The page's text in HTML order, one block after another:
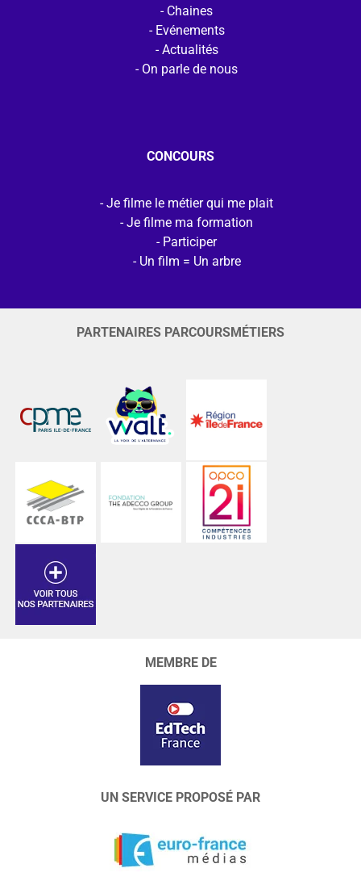
Chaines
Evénements
Actualités
On parle de nous
CONCOURS
Je filme le métier qui me plait
Je filme ma formation
Participer
Un film = Un arbre
PARTENAIRES PARCOURSMÉTIERS
MEMBRE DE
UN SERVICE PROPOSÉ PAR